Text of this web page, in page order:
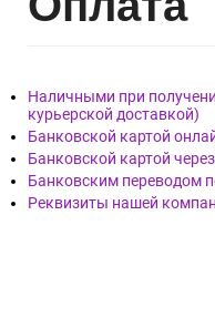
Наличными при
курьерской доставкой)
Банковской картой
Банковской картой
Банковским переводом
Реквизиты нашей